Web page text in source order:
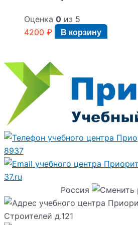
Оценка 0 из 5
4200 ₽ В корзину
8937
37.ru
Россия
Строителей д.121